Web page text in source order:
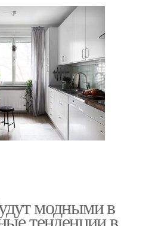
модными в
тенденции в